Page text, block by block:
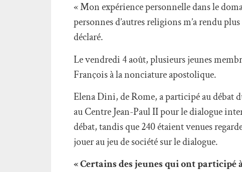
« Mon expérience personnelle dans le
personnes d’autres religions m’a rendu
déclaré.
Le vendredi 4 août, plusieurs jeunes
François à la nonciature apostolique.
Elena Dini, de Rome, a participé au débat
au Centre Jean-Paul II pour le dialogue
débat, tandis que 240 étaient venues
jouer au jeu de société sur le dialogue.
« Certains des jeunes qui ont participé